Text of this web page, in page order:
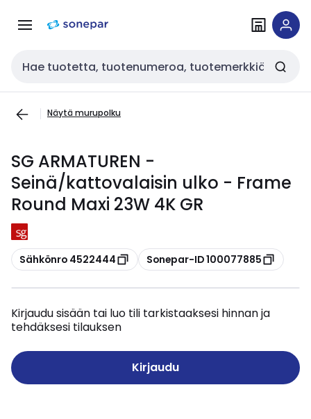
navigointiinsisältöön
Haku
Näytä murupolku
SG ARMATUREN -
Seinä/kattovalaisin ulko - Frame
Round Maxi 23W 4K GR
Kopioi
Sähkönro 4522444 Kopioi
Sonepar-ID 100077885
Kirjaudu sisään tai luo tili tarkistaaksesi hinnan ja
tehdäksesi tilauksen
Kirjaudu